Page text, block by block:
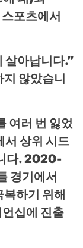
포츠에서
살아납니다.”
지 않았습니
여러 번 잃었
상위 시드
다. 2020-
경기에서
하기 위해
십에 진출